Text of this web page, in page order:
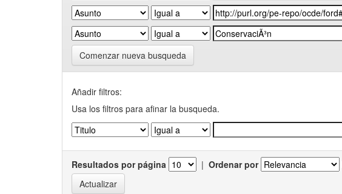
Comenzar nueva busqueda
Añadir filtros:
Usa los filtros para afinar la busqueda.
Resultados por página | Ordenar por